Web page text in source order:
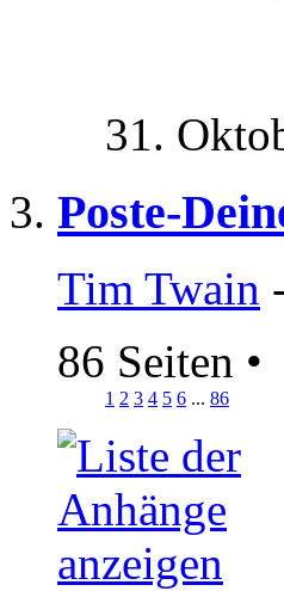
31.
Poste-
Tim Twain
86 Seiten •
1 2 3 4 5 6 ... 86